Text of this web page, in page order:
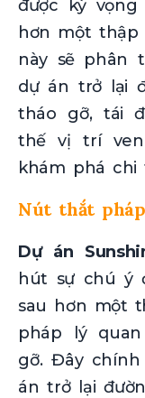
được kỳ
hơn một thập
này sẽ phân
dự án trở lại
tháo gỡ, tái
thế vị trí ven
khám phá chi
Nút thắt
Dự án
hút sự chú ý
sau hơn một
pháp lý
gỡ. Đây
án trở lại